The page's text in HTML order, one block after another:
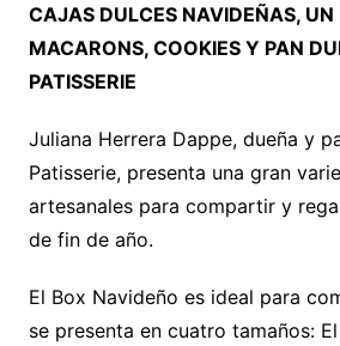
CAJAS DULCES NAVIDEÑAS, UN
MACARONS, COOKIES Y PAN
PATISSERIE
Juliana Herrera Dappe, dueña y
Patisserie, presenta una gran
artesanales para compartir y
de fin de año.
El Box Navideño es ideal para
se presenta en cuatro tamaños: